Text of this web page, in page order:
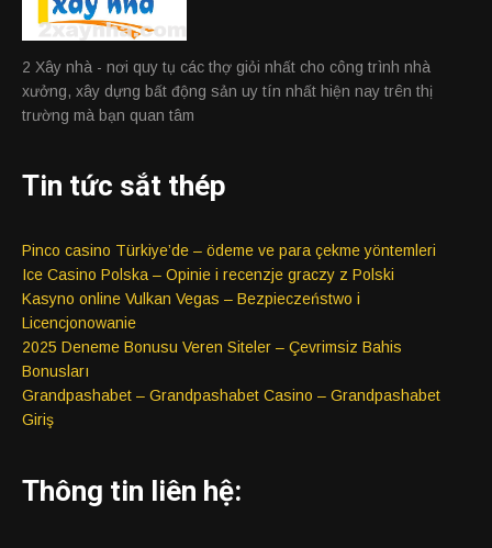
2 Xây nhà - nơi quy tụ các thợ giỏi nhất cho công trình nhà
xưởng, xây dựng bất động sản uy tín nhất hiện nay trên thị
trường mà bạn quan tâm
Tin tức sắt thép
Pinco casino Türkiye’de – ödeme ve para çekme yöntemleri
Ice Casino Polska – Opinie i recenzje graczy z Polski
Kasyno online Vulkan Vegas – Bezpieczeństwo i
Licencjonowanie
2025 Deneme Bonusu Veren Siteler – Çevrimsiz Bahis
Bonusları
Grandpashabet – Grandpashabet Casino – Grandpashabet
Giriş
Thông tin liên hệ: